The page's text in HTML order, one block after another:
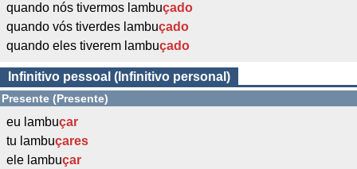
quando nós tivermos lambuçado
quando vós tiverdes lambuçado
quando eles tiverem lambuçado
Infinitivo pessoal (Infinitivo personal)
Presente (Presente)
eu lambuçar
tu lambuçares
ele lambuçar